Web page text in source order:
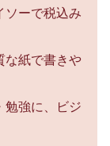
ソーで税込み
な紙で書きや
勉強に、ビジ